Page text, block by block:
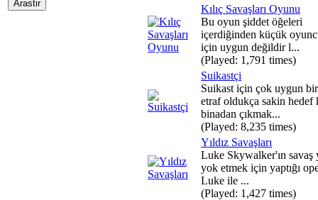
Kılıç Savaşları Oyunu
Bu oyun şiddet öğeleri
içerdiğinden küçük
için uygun değildir l...
(Played: 1,791 times)
Suikastçi
Suikast için çok uygun
etraf oldukça sakin hedef
binadan çıkmak...
(Played: 8,235 times)
Yıldız Savaşları
Luke Skywalker'ın savaş
yok etmek için yaptığı
Luke ile ...
(Played: 1,427 times)